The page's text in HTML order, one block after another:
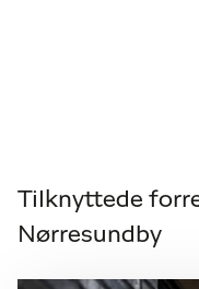
Tilknyttede
Nørresundby